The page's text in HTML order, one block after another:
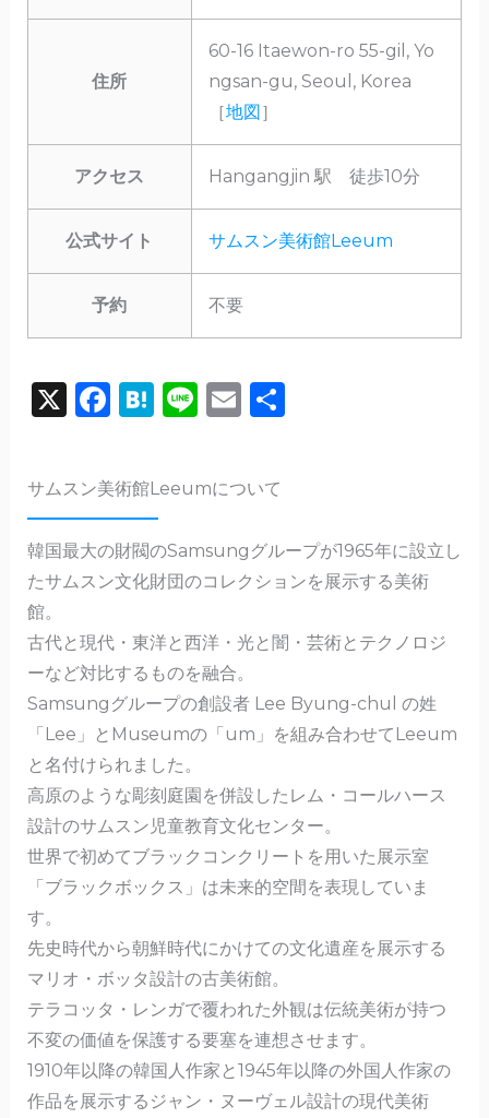
住所
60-16 Itaewon-ro 55-gil, Yo
ngsan-gu, Seoul, Korea
［地図］
アクセス Hangangjin 駅 徒歩10分
公式サイト サムスン美術館Leeum
予約 不要
F
c
e
b
o
k
E
l
Li
H
n
a
X
共
サムスン美術館Leeumについて
韓国最大の財閥のSamsungグループが1965年に設立し
たサムスン文化財団のコレクションを展示する美術
館。
古代と現代・東洋と西洋・光と闇・芸術とテクノロジ
ーなど対比するものを融合。
Samsungグループの創設者 Lee Byung-chul の姓
「Lee」とMuseumの「um」を組み合わせてLeeum
と名付けられました。
高原のような彫刻庭園を併設したレム・コールハース
設計のサムスン児童教育文化センター。
世界で初めてブラックコンクリートを用いた展示室
「ブラックボックス」は未来的空間を表現していま
す。
先史時代から朝鮮時代にかけての文化遺産を展示する
マリオ・ボッタ設計の古美術館。
テラコッタ・レンガで覆われた外観は伝統美術が持つ
不変の価値を保護する要塞を連想させます。
1910年以降の韓国人作家と1945年以降の外国人作家の
作品を展示するジャン・ヌーヴェル設計の現代美術